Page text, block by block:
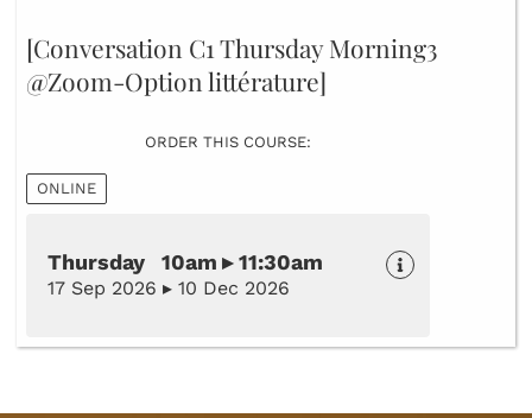
[Conversation C1 Thursday Morning3
@Zoom-Option littérature]
ORDER THIS COURSE:
ONLINE
Thursday 10am ▸ 11:30am
17 Sep 2026 ▸ 10 Dec 2026